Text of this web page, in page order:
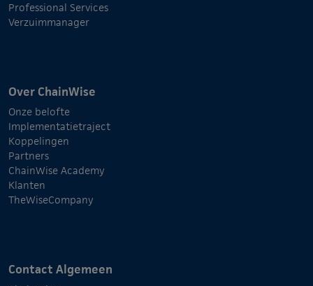
Professional Services
Verzuimmanager
Over ChainWise
Onze belofte
Implementatietraject
Koppelingen
Partners
ChainWise Academy
Klanten
TheWiseCompany
Contact Algemeen